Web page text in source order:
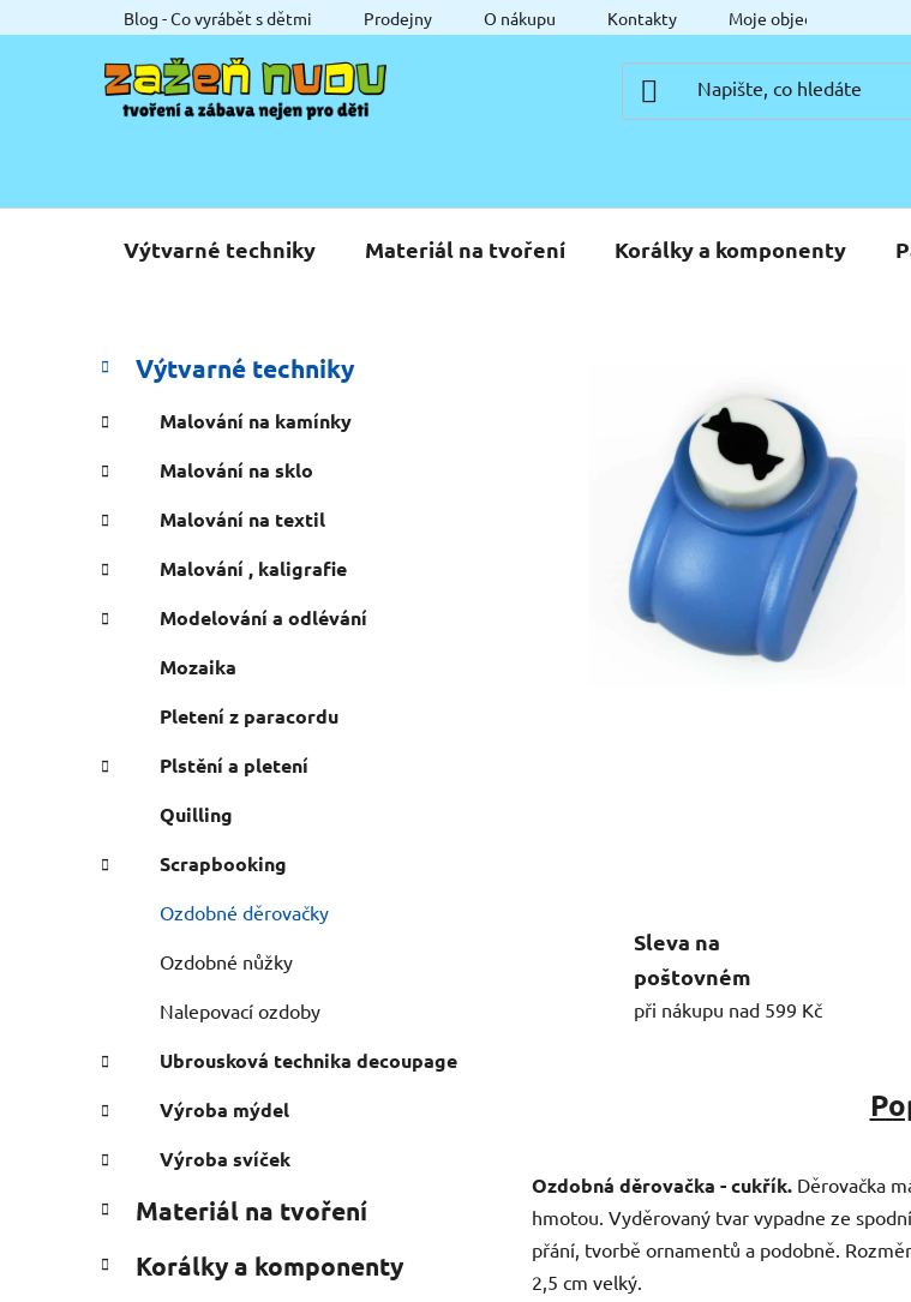
na
Blog - Co vyrábět s dětmi Prodejny O nákupu Kontakty Moje objednávka
Výtvarné techniky Materiál na tvoření Korálky a komponenty
P
o
s
r
a
n
í
p
l
Přeskočit
kategorie
K
a
e
g
o
r
i
e
Výtvarné techniky
Malování na kamínky
Malování na sklo
Malování na textil
Malování , kaligrafie
Modelování a odlévání
Mozaika
Pletení z paracordu
Plstění a pletení
Quilling
Scrapbooking
Ozdobné děrovačky
Ozdobné nůžky
Nalepovací ozdoby
Ubrousková technika decoupage
Výroba mýdel
Výroba svíček
Materiál na tvoření
Korálky a komponenty
Sleva na
poštovném
při nákupu nad 599 Kč
Ozdobná děrovačka - cukřík. Děrovačka
hmotou. Vyděrovaný tvar vypadne ze
přání, tvorbě ornamentů a podobně.
2,5 cm velký.